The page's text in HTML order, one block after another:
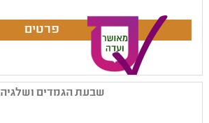
שבעת הגמדים ושלגיה